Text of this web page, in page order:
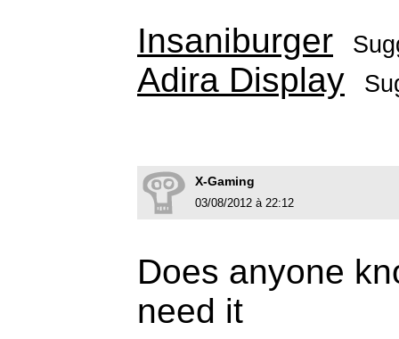
Insaniburger
Adira Display
X-Gaming
03/08/2012 à 22:12
Does anyone
need it